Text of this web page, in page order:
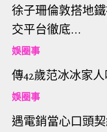
300」、「幸好是鹹
了」、「還好不是
理解你，但其實沒
保雞丁、糖醋雞丁
徐子珊倫敦搭地
交平台徹底...
娛圈事
傳42歲范冰冰家
娛圈事
遇電銷當心口頭